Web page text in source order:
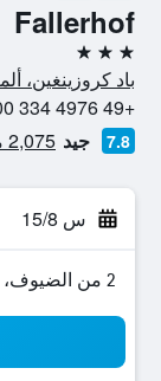
Fallerhof
3 نجوم
باد كروزينغين،
+49 4976 334 400
7.8 جيد 2,075 من التقييمات تم التحقق منها
س 15/8
2 من الضيوف، غرفة واحدة